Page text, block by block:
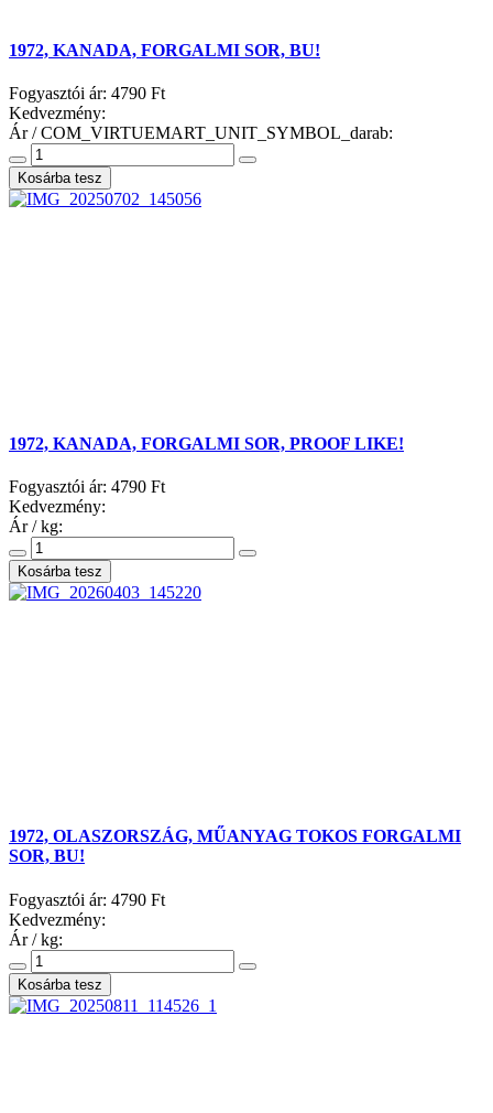
1972, KANADA, FORGALMI SOR, BU!
Fogyasztói ár: 4790 Ft
Kedvezmény:
Ár / COM_VIRTUEMART_UNIT_SYMBOL_darab:
1972, KANADA, FORGALMI SOR, PROOF LIKE!
Fogyasztói ár: 4790 Ft
Kedvezmény:
Ár / kg:
1972, OLASZORSZÁG, MŰANYAG TOKOS FORGALMI
SOR, BU!
Fogyasztói ár: 4790 Ft
Kedvezmény:
Ár / kg: